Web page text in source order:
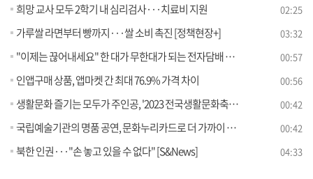
희망 교사 모두 2학기 내 심리검사···치료비 지원 02:25
가루쌀 라면부터 빵까지···쌀 소비 촉진 [정책현장+] 03:32
"이제는 끊어내세요" 한 대가 무한대가 되는 전자담배 연쇄흡연! 00:57
인앱구매 상품, 앱마켓 간 최대 76.9% 가격 차이 00:56
생활문화 즐기는 모두가 주인공, '2023 전국생활문화축제' 개최 00:42
국립예술기관의 명품 공연, 문화누리카드로 더 가까이 즐겨보세요 00:42
북한 인권···"손 놓고 있을 수 없다" [S&News] 04:33